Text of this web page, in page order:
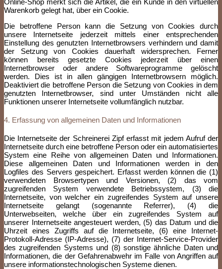
Online-Shop merkt sich die Artikel, die ein Kunde in den virtuellen
Warenkorb gelegt hat, über ein Cookie.
Die betroffene Person kann die Setzung von Cookies durch
unsere Internetseite jederzeit mittels einer entsprechenden
Einstellung des genutzten Internetbrowsers verhindern und damit
der Setzung von Cookies dauerhaft widersprechen. Ferner
können bereits gesetzte Cookies jederzeit über einen
Internetbrowser oder andere Softwareprogramme gelöscht
werden. Dies ist in allen gängigen Internetbrowsern möglich.
Deaktiviert die betroffene Person die Setzung von Cookies in dem
genutzten Internetbrowser, sind unter Umständen nicht alle
Funktionen unserer Internetseite vollumfänglich nutzbar.
4. Erfassung von allgemeinen Daten und Informationen
Die Internetseite der Schreinerei Zipf erfasst mit jedem Aufruf der
Internetseite durch eine betroffene Person oder ein automatisiertes
System eine Reihe von allgemeinen Daten und Informationen.
Diese allgemeinen Daten und Informationen werden in den
Logfiles des Servers gespeichert. Erfasst werden können die (1)
verwendeten Browsertypen und Versionen, (2) das vom
zugreifenden System verwendete Betriebssystem, (3) die
Internetseite, von welcher ein zugreifendes System auf unsere
Internetseite gelangt (sogenannte Referrer), (4) die
Unterwebseiten, welche über ein zugreifendes System auf
unserer Internetseite angesteuert werden, (5) das Datum und die
Uhrzeit eines Zugriffs auf die Internetseite, (6) eine Internet-
Protokoll-Adresse (IP-Adresse), (7) der Internet-Service-Provider
des zugreifenden Systems und (8) sonstige ähnliche Daten und
Informationen, die der Gefahrenabwehr im Falle von Angriffen auf
unsere informationstechnologischen Systeme dienen.